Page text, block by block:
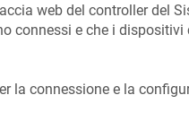
web del controller del
connessi e che i
la connessione e la